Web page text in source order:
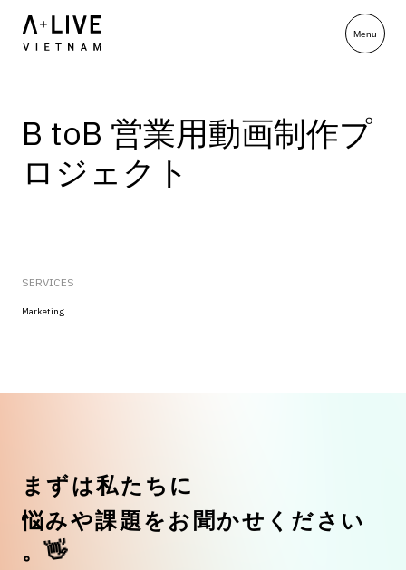
B toB 営業用動画制作プ
ロジェクト
SERVICES
Marketing
まずは私た ち に
悩みや課題を お 聞 かせ く だ さ い
。👋